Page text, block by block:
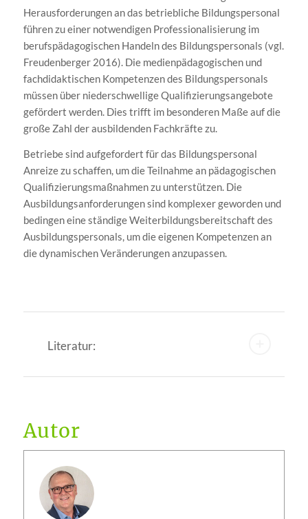
Herausforderungen an das betriebliche Bildungspersonal
führen zu einer notwendigen Professionalisierung im
berufspädagogischen Handeln des Bildungspersonals (vgl.
Freudenberger 2016). Die medienpädagogischen und
fachdidaktischen Kompetenzen des Bildungspersonals
müssen über niederschwellige Qualifizierungsangebote
gefördert werden. Dies trifft im besonderen Maße auf die
große Zahl der ausbildenden Fachkräfte zu.
Betriebe sind aufgefordert für das Bildungspersonal
Anreize zu schaffen, um die Teilnahme an pädagogischen
Qualifizierungsmaßnahmen zu unterstützen. Die
Ausbildungsanforderungen sind komplexer geworden und
bedingen eine ständige Weiterbildungsbereitschaft des
Ausbildungspersonals, um die eigenen Kompetenzen an
die dynamischen Veränderungen anzupassen.
Literatur:
Autor